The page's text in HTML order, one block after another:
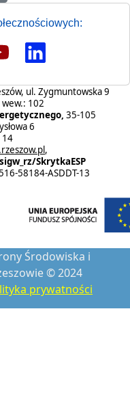
ul. Zygmuntowska 9
102
35-105
6
14
,
SkrytkaESP
58184-ASDDT-13
Środowiska i
© 2024
prywatności